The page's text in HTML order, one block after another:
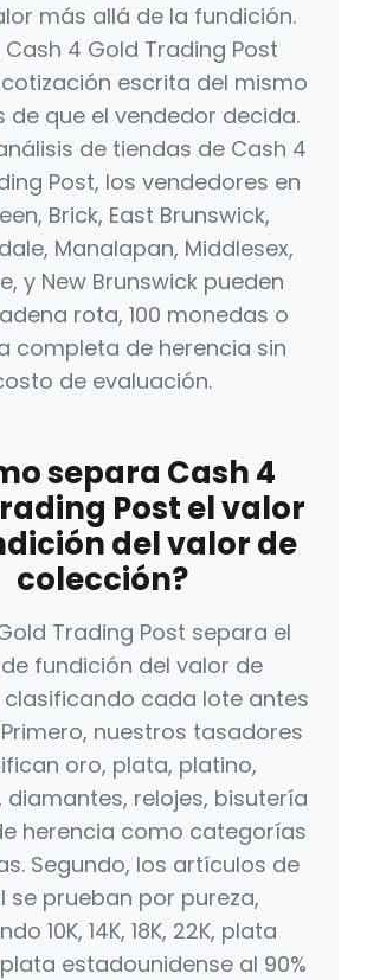
más allá de la fundición.
Cash 4 Gold Trading Post
escrita del mismo
de que el vendedor decida.
de tiendas de Cash 4
Post, los vendedores en
Brick, East Brunswick,
Manalapan, Middlesex,
y New Brunswick pueden
rota, 100 monedas o
completa de herencia sin
de evaluación.
separa Cash 4
Post el valor
del valor de
colección?
Trading Post separa el
fundición del valor de
cada lote antes
nuestros tasadores
oro, plata, platino,
diamantes, relojes, bisutería
herencia como categorías
Segundo, los artículos de
se prueban por pureza,
10K, 14K, 18K, 22K, plata
estadounidense al 90%